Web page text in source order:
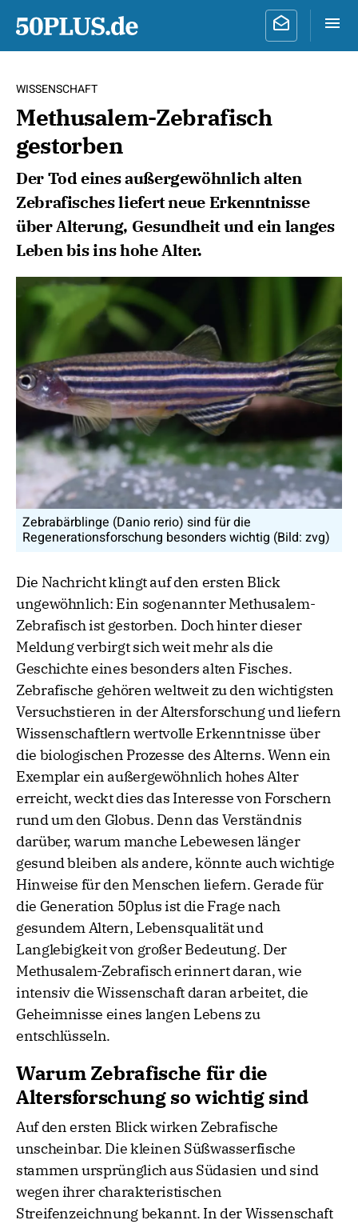
WISSENSCHAFT
Methusalem-Zebrafisch
gestorben
Der Tod eines außergewöhnlich alten
Zebrafisches liefert neue Erkenntnisse
über Alterung, Gesundheit und ein langes
Leben bis ins hohe Alter.
Zebrabärblinge (Danio rerio) sind für die
Regenerationsforschung besonders wichtig (Bild: zvg)
Die Nachricht klingt auf den ersten Blick
ungewöhnlich: Ein sogenannter Methusalem-
Zebrafisch ist gestorben. Doch hinter dieser
Meldung verbirgt sich weit mehr als die
Geschichte eines besonders alten Fisches.
Zebrafische gehören weltweit zu den wichtigsten
Versuchstieren in der Altersforschung und liefern
Wissenschaftlern wertvolle Erkenntnisse über
die biologischen Prozesse des Alterns. Wenn ein
Exemplar ein außergewöhnlich hohes Alter
erreicht, weckt dies das Interesse von Forschern
rund um den Globus. Denn das Verständnis
darüber, warum manche Lebewesen länger
gesund bleiben als andere, könnte auch wichtige
Hinweise für den Menschen liefern. Gerade für
die Generation 50plus ist die Frage nach
gesundem Altern, Lebensqualität und
Langlebigkeit von großer Bedeutung. Der
Methusalem-Zebrafisch erinnert daran, wie
intensiv die Wissenschaft daran arbeitet, die
Geheimnisse eines langen Lebens zu
entschlüsseln.
Warum Zebrafische für die
Altersforschung so wichtig sind
Auf den ersten Blick wirken Zebrafische
unscheinbar. Die kleinen Süßwasserfische
stammen ursprünglich aus Südasien und sind
wegen ihrer charakteristischen
Streifenzeichnung bekannt. In der Wissenschaft